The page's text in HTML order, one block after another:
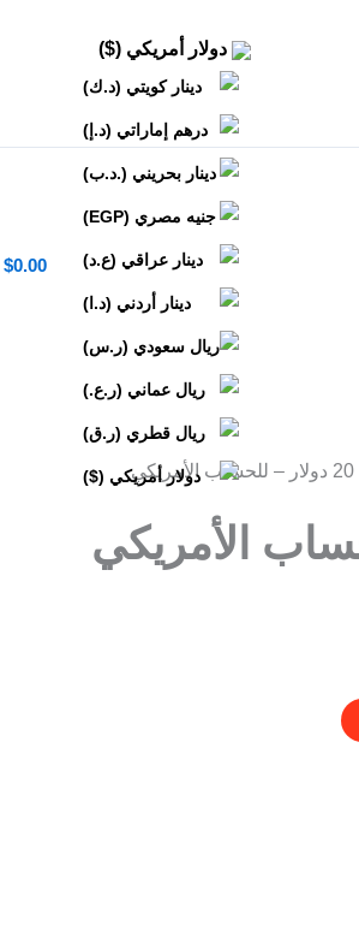
دولار أمريكي ($)
دينار كويتي (د.ك)
درهم إماراتي (د.إ)
دينار بحريني (.د.ب)
جنيه مصري (EGP)
دينار عراقي (ع.د)
دينار أردني (د.ا)
ريال سعودي (ر.س)
ريال عماني (ر.ع.)
ريال قطري (ر.ق)
دولار أمريكي ($)
$0.00